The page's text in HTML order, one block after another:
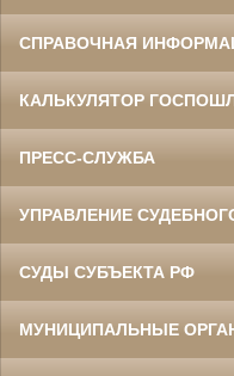
СПРАВОЧНАЯ
КАЛЬКУЛЯТОР
ПРЕСС-СЛУЖБА
УПРАВЛЕНИЕ
СУДЫ СУБЪЕКТА РФ
МУНИЦИПАЛЬНЫЕ